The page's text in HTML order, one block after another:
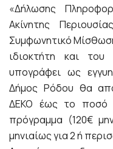
«Δήλωσης
Ακίνητης
Συμφωνητικό
ιδιοκτήτη και
υπογράφει ως
Δήμος Ρόδου θα
ΔΕΚΟ έως το ποσό
πρόγραμμα (120€
μηνιαίως για 2 ή